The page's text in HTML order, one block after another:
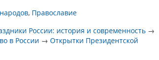
Православие
России: история и современность →
в России →Открытки Президентской